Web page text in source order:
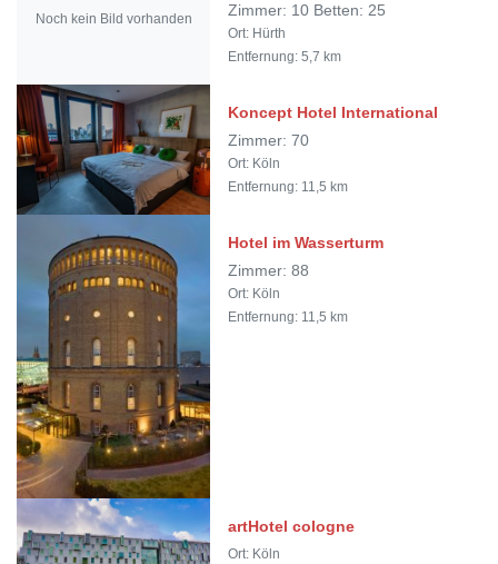
Noch kein Bild vorhanden Zimmer: 10 Betten: 25
Ort: Hürth
Entfernung: 5,7 km
Koncept Hotel International
Zimmer: 70
Ort: Köln
Entfernung: 11,5 km
Hotel im Wasserturm
Zimmer: 88
Ort: Köln
Entfernung: 11,5 km
artHotel cologne
Ort: Köln